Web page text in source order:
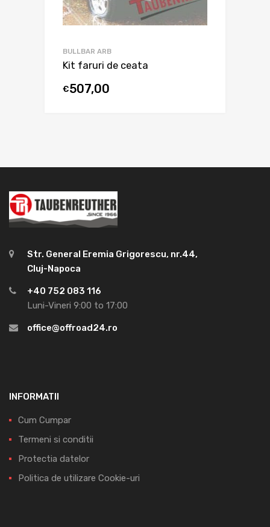
BULLBAR ARB
Kit faruri de ceata
€507,00
Str. General Eremia Grigorescu, nr.44,
Cluj-Napoca
+40 752 083 116
Luni-Vineri 9:00 to 17:00
office@offroad24.ro
INFORMATII
Cum Cumpar
Termeni si conditii
Protectia datelor
Politica de utilizare Cookie-uri